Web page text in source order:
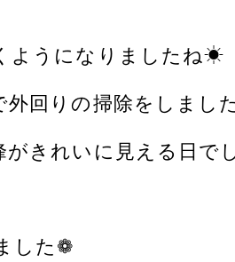
ようになりましたね☀
回りの掃除をしました
きれいに見える日で
した❁